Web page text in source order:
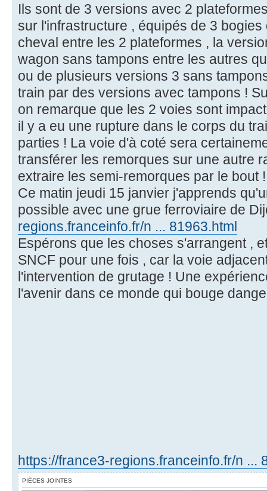
Ils sont de 3 versions avec 2
sur l'infrastructure , équipés de 3
cheval entre les 2 plateformes , la
wagon sans tampons entre les autres
ou de plusieurs versions 3 sans
train par des versions avec tampons !
on remarque que les 2 voies sont
il y a eu une rupture dans le corps du
parties ! La voie d'à coté sera
transférer les remorques sur une autre
extraire les semi-remorques par le bout !
Ce matin jeudi 15 janvier j'apprends
possible avec une grue ferroviaire de
regions.franceinfo.fr/n ... 81963.html
Espérons que les choses s'arrangent ,
SNCF pour une fois , car la voie
l'intervention de grutage ! Une
l'avenir dans ce monde qui bouge
https://france3-regions.franceinfo.fr/n ...
PIÈCES JOINTES